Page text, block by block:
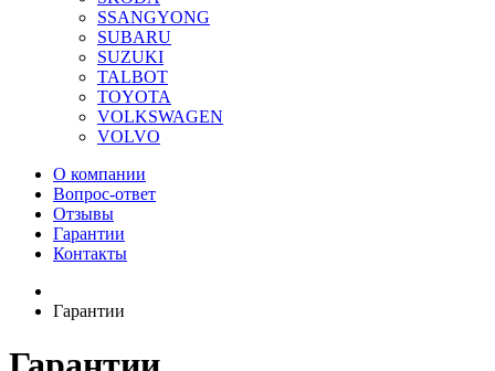
SSANGYONG
SUBARU
SUZUKI
TALBOT
TOYOTA
VOLKSWAGEN
VOLVO
О компании
Вопрос-ответ
Отзывы
Гарантии
Контакты
Гарантии